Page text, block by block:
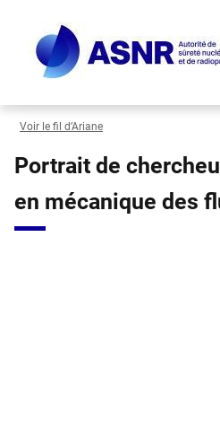
contenu
principal
Voir le fil d’Ariane
Portrait de
en mécanique des